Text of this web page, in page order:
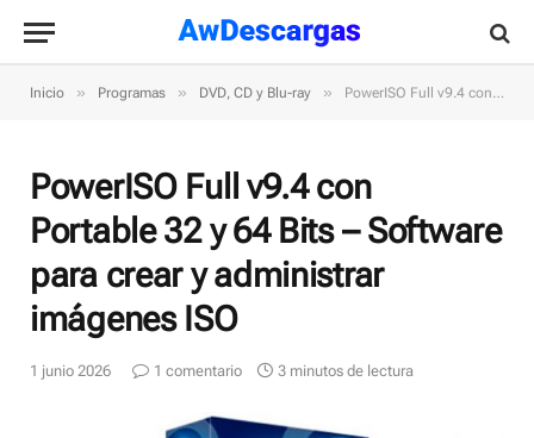
Inicio » Programas » DVD, CD y Blu-ray » PowerISO Full v9.4 con Portable 32 y 64 Bits – Software para crear y administrar imágenes ISO
PowerISO Full v9.4 con
Portable 32 y 64 Bits – Software
para crear y administrar
imágenes ISO
1 junio 2026 1 comentario 3 minutos de lectura